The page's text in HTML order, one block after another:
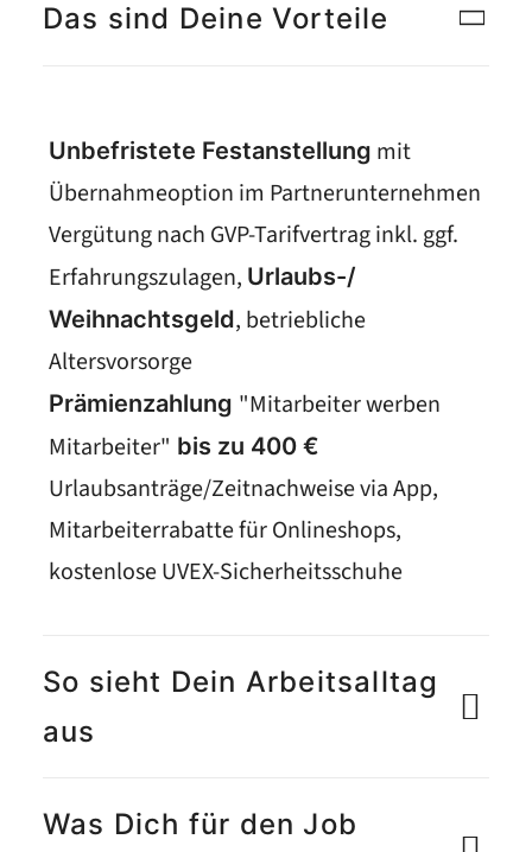
Das sind Deine Vorteile
Unbefristete Festanstellung mit
Übernahmeoption im Partnerunternehmen
Vergütung nach GVP-Tarifvertrag inkl. ggf.
Erfahrungszulagen, Urlaubs-/
Weihnachtsgeld, betriebliche
Altersvorsorge
Prämienzahlung "Mitarbeiter werben
Mitarbeiter" bis zu 400 €
Urlaubsanträge/Zeitnachweise via App,
Mitarbeiterrabatte für Onlineshops,
kostenlose UVEX-Sicherheitsschuhe
So sieht Dein Arbeitsalltag
aus
Was Dich für den Job